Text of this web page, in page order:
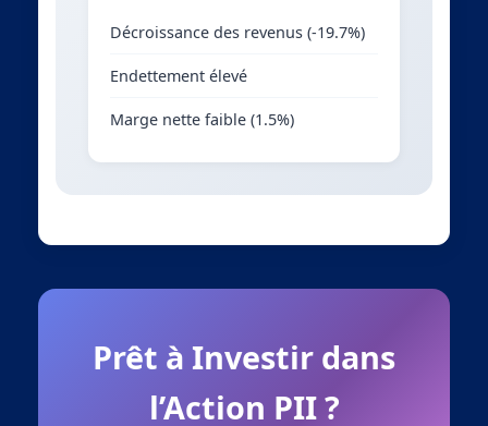
Décroissance des revenus (-19.7%)
Endettement élevé
Marge nette faible (1.5%)
Prêt à Investir dans
l’Action PII ?